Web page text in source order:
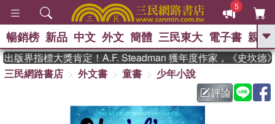
5
GO
熱搜： 東野圭吾 、
父親節 、 花開錦
方念華 、 台灣的
李登輝時代 、 數學女孩：黎曼猜想
暢銷榜 新品 中文 外文 簡體 三民東大 電子書 親子
版界指標大獎肯定！A.F. Steadman 獲年度作家，《史坎德》
三民網路書店
外文書 童書
少年小說
評論